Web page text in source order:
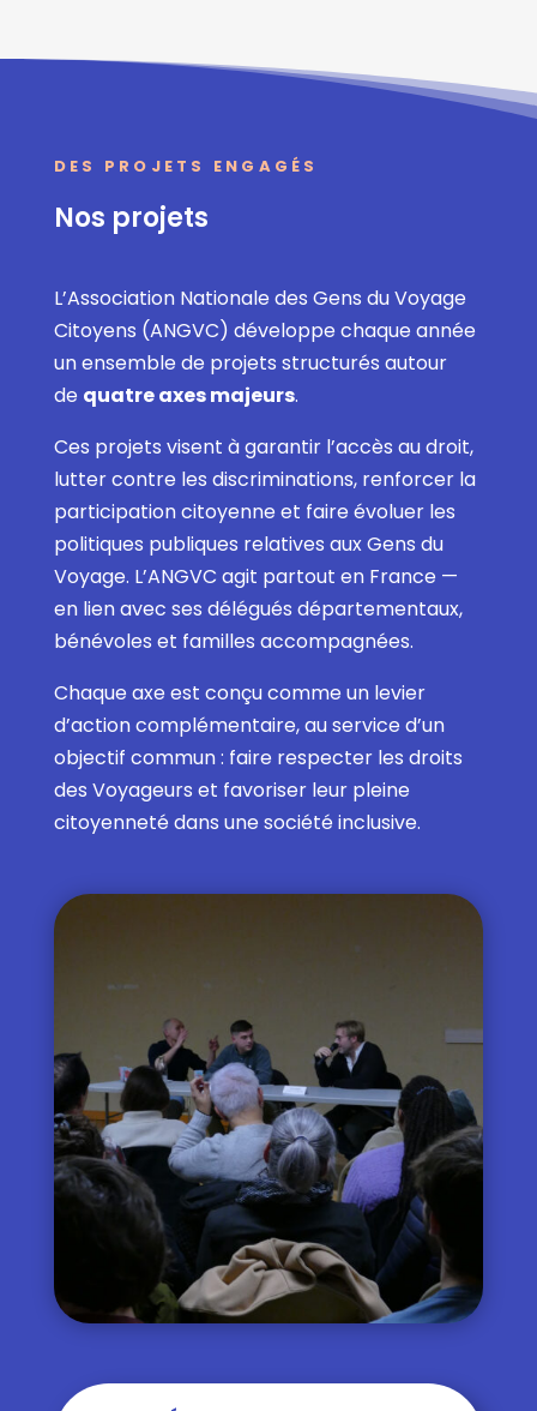
DES PROJETS ENGAGÉS
Nos projets
L’Association Nationale des Gens du Voyage
Citoyens (ANGVC) développe chaque année
un ensemble de projets structurés autour
de quatre axes majeurs.
Ces projets visent à garantir l’accès au droit,
lutter contre les discriminations, renforcer la
participation citoyenne et faire évoluer les
politiques publiques relatives aux Gens du
Voyage. L’ANGVC agit partout en France —
en lien avec ses délégués départementaux,
bénévoles et familles accompagnées.
Chaque axe est conçu comme un levier
d’action complémentaire, au service d’un
objectif commun : faire respecter les droits
des Voyageurs et favoriser leur pleine
citoyenneté dans une société inclusive.